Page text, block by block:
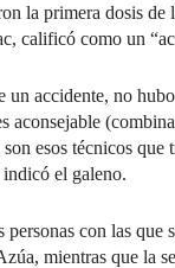
la primera dosis
calificó como un
un accidente, no
aconsejable
esos técnicos
indicó el galeno.
personas con las que
mientras que la